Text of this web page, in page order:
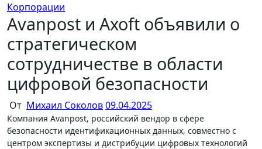
Корпорации
Avanpost и Axoft объявили о
стратегическом
сотрудничестве в области
цифровой безопасности
От Михаил Соколов09.04.2025
Компания Avanpost, российский вендор в сфере
безопасности идентификационных данных, совместно с
центром экспертизы и дистрибуции цифровых технологий